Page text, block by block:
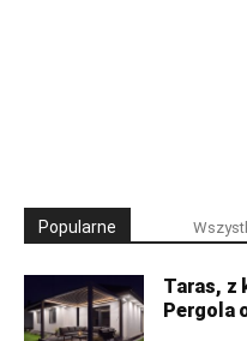
Popularne
Taras, z
Pergola